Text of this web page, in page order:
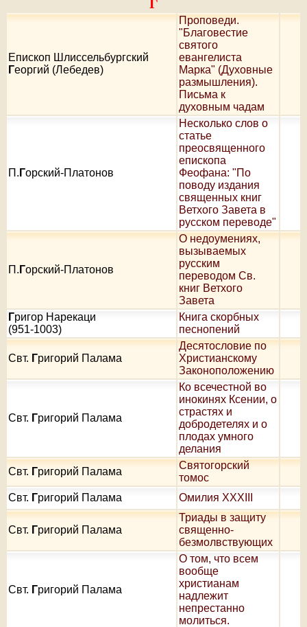
Г
Епископ Шлиссельбургский
Георгий (Лебедев)
Проповеди.
"Благовестие
святого
евангелиста
Марка" (Духовные
размышления).
Письма к
духовным чадам
П. Горский-Платонов
Несколько слов о
статье
преосвященного
епископа
Феофана: "По
поводу издания
священных книг
Ветхого Завета в
русском переводе"
П. Горский-Платонов
О недоумениях,
вызываемых
русским
переводом Св.
книг Ветхого
Завета
Григор Нарекаци
(951-1003)
Книга скорбных
песнопений
Свт. Григорий Палама
Десятословие по
Христианскому
Законоположению
Свт. Григорий Палама
Ко всечестной во
инокинях Ксении, о
страстях и
добродетелях и о
плодах умного
делания
Свт. Григорий Палама
Святогорский
томос
Свт. Григорий Палама Омилия XXXIII
Свт. Григорий Палама
Триады в защиту
священно-
безмолвствующих
Свт. Григорий Палама
О том, что всем
вообще
христианам
надлежит
непрестанно
молиться.